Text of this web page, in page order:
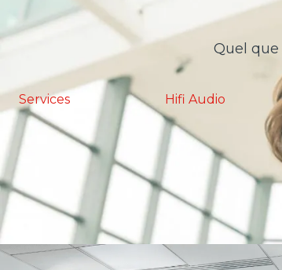
Quel que
Hifi Audio Energie & industrie